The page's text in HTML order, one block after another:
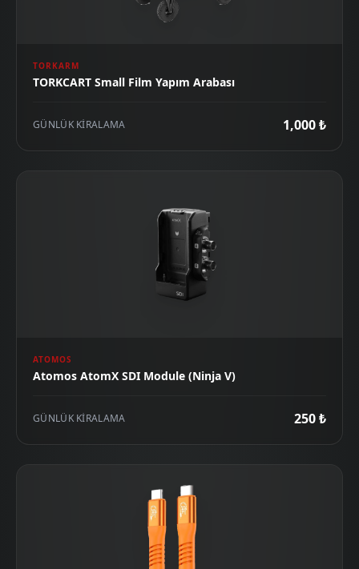
TORKARM
TORKCART Small Film Yapım Arabası
GÜNLÜK KIRALAMA 1,000 ₺
ATOMOS
Atomos AtomX SDI Module (Ninja V)
GÜNLÜK KIRALAMA 250 ₺